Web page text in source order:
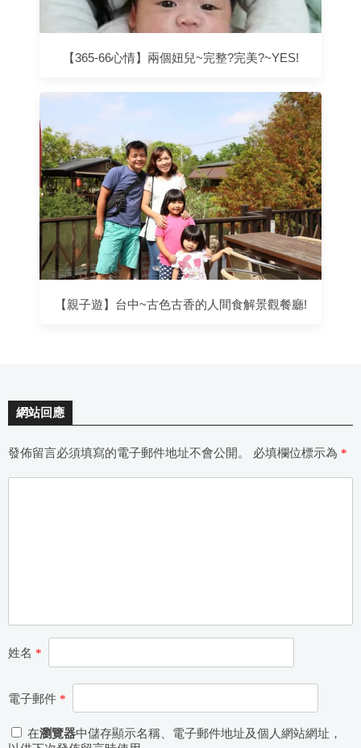
【365-66心情】兩個妞兒~完整?完美?~YES!
【親子遊】台中~古色古香的人間食解景觀餐廳!
網站回應
發佈留言必須填寫的電子郵件地址不會公開。 必填欄位標示為 *
姓名 *
電子郵件 *
在瀏覽器中儲存顯示名稱、電子郵件地址及個人網站網址，